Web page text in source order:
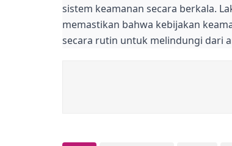
sistem keamanan secara berkala.
memastikan bahwa kebijakan
secara rutin untuk melindungi dari